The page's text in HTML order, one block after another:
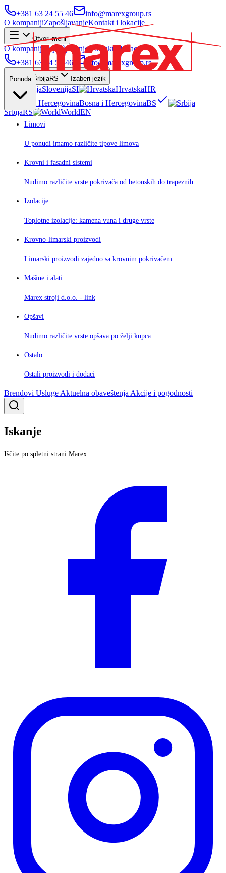
+381 63 24 55 46
info@marexgroup.rs
O kompanijiZapošljavanjeKontakt i lokacije
Otvori meni
O kompaniji ZapošljavanjeKontakt i lokacije
+381 63 24 55 46
info@marexgroup.rs
SrbijaRS Izaberi jezik
SlovenijaSI HrvatskaHR
Bosna i HercegovinaBS
SrbijaRS WorldEN
Ponuda
Limovi
U ponudi imamo različite tipove limova
Krovni i fasadni sistemi
Nudimo različite vrste pokrivača od betonskih do trapeznih
Izolacije
Toplotne izolacije: kamena vuna i druge vrste
Krovno-limarski proizvodi
Limarski proizvodi zajedno sa krovnim pokrivačem
Mašine i alati
Marex stroji d.o.o. - link
Opšavi
Nudimo različite vrste opšava po želji kupca
Ostalo
Ostali proizvodi i dodaci
Brendovi Usluge Aktuelna obaveštenja Akcije i pogodnosti
Iskanje
Iščite po spletni strani Marex